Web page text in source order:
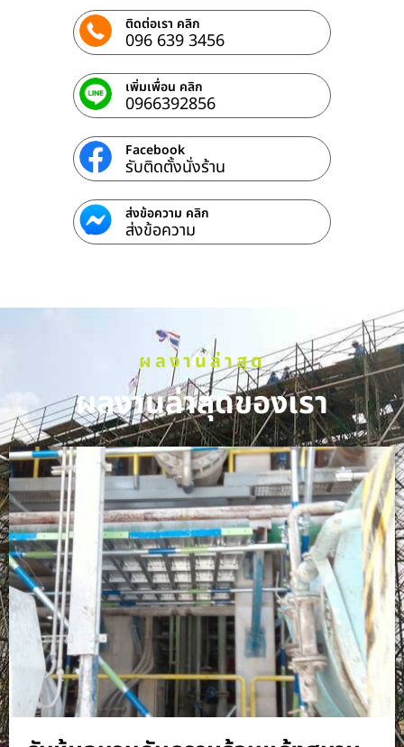
ติดต่อเรา คลิก
096 639 3456
เพิ่มเพื่อน คลิก
0966392856
Facebook
รับติดตั้งนั่งร้าน
ส่งข้อความ คลิก
ส่งข้อความ
ผลงานล่าสุด
ผลงานล่าสุดของเรา